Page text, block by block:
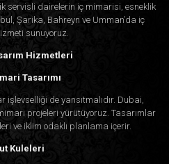
servisli dairelerin iç mimarisi, esneklik
Şarika, Bahreyn ve Umman’da iç
sunuyoruz.
Hizmetleri
Tasarımı
de yansıtmalıdır. Dubai,
projeleri yürütüyoruz. Tasarımlar
ve iklim odaklı planlama içerir.
Kuleleri